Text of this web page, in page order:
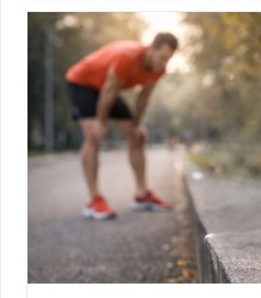
vanligt att undra hur
in i vardagen. Nedan
av hur de fungerar, när
och BCAA är praktiska
mer lämpligt.